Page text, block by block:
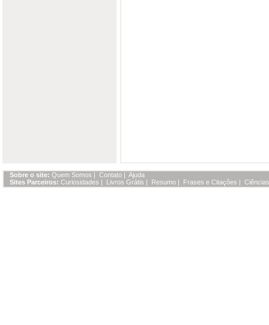
Sobre o site: Quem Somos | Contato | Ajuda
Sites Parceiros: Curiosidades | Livros Grátis | Resumo | Frases e Citações |